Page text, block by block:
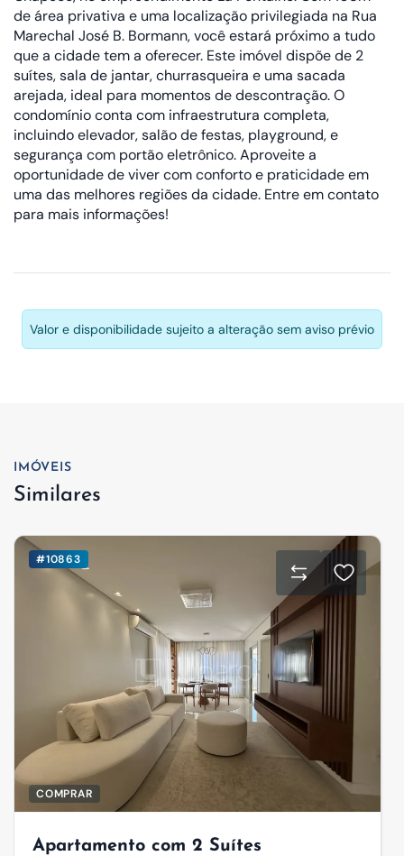
de área privativa e uma localização privilegiada na Rua
Marechal José B. Bormann, você estará próximo a tudo
que a cidade tem a oferecer. Este imóvel dispõe de 2
suítes, sala de jantar, churrasqueira e uma sacada
arejada, ideal para momentos de descontração. O
condomínio conta com infraestrutura completa,
incluindo elevador, salão de festas, playground, e
segurança com portão eletrônico. Aproveite a
oportunidade de viver com conforto e praticidade em
uma das melhores regiões da cidade. Entre em contato
para mais informações!
Valor e disponibilidade sujeito a alteração sem aviso prévio
IMÓVEIS
Similares
#10863
COMPRAR
Apartamento com 2 Suítes